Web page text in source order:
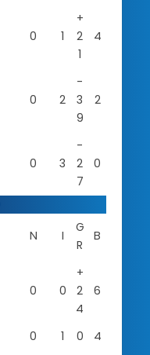
0 1
+
2
1
4
0 2
-
3
9
2
0 3
-
2
7
0
N I
G
R
B
0 0
+
2
4
6
0 1 0
4